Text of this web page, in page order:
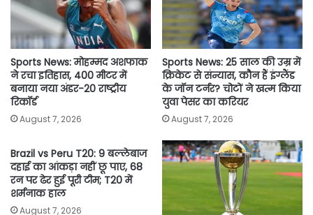
k
p
k
Sports News: मोहम्मद अशफाक
ने रचा इतिहास, 400 मीटर में
बनाया नया अंडर-20 राष्ट्रीय
रिकॉर्ड
August 7, 2026
Sports News: 25 साल की उम्र में
क्रिकेट से संन्यास, कौन हैं इंग्लैंड
के जॉन टर्नर? चोटों ने खत्म किया
युवा पेसर का करियर
August 7, 2026
Brazil vs Peru T20: 9 बल्लेबाज
दहाई का आंकड़ा नहीं छू पाए, 68
रन पर ढेर हुई पूरी टीम; T20 में
शर्मनाक हाल
August 7, 2026